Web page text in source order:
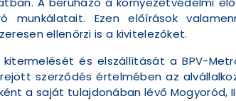
Ezen előírások
ellenőrzi is a kivitelezőket.
és elszállítását a BPV-
szerződés értelmében az
a saját tulajdonában lévő Mogyoród,